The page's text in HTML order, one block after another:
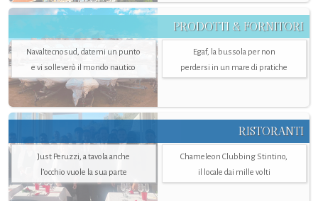
PRODOTTI & FORNITORI
Navaltecnosud, datemi un punto
e vi solleverò il mondo nautico
Egaf, la bussola per non
perdersi in un mare di pratiche
RISTORANTI
Just Peruzzi, a tavola anche
l’occhio vuole la sua parte
Chameleon Clubbing Stintino,
il locale dai mille volti